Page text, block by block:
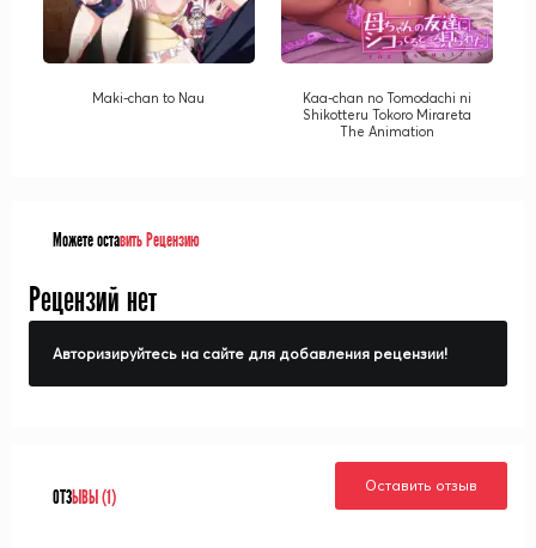
Maki-chan to Nau
Kaa-chan no Tomodachi ni
Shikotteru Tokoro Mirareta
The Animation
Можете оставить Рецензию
Рецензий нет
Авторизируйтесь на сайте для добавления рецензии!
ОТЗЫВЫ (1)
Оставить отзыв